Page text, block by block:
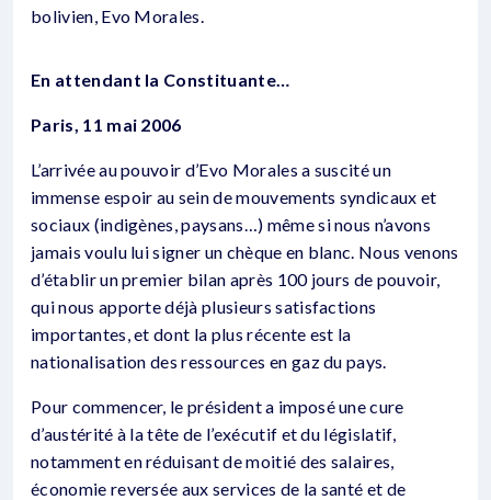
bolivien, Evo Morales.
En attendant la Constituante…
Paris, 11 mai 2006
L’arrivée au pouvoir d’Evo Morales a suscité un
immense espoir au sein de mouvements syndicaux et
sociaux (indigènes, paysans…) même si nous n’avons
jamais voulu lui signer un chèque en blanc. Nous venons
d’établir un premier bilan après 100 jours de pouvoir,
qui nous apporte déjà plusieurs satisfactions
importantes, et dont la plus récente est la
nationalisation des ressources en gaz du pays.
Pour commencer, le président a imposé une cure
d’austérité à la tête de l’exécutif et du législatif,
notamment en réduisant de moitié des salaires,
économie reversée aux services de la santé et de